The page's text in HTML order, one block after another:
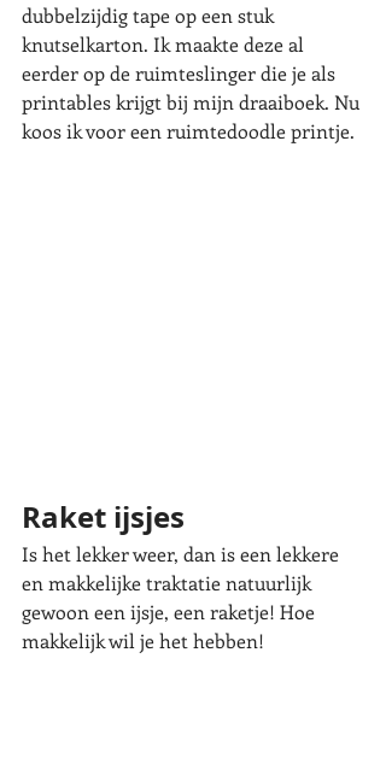
dubbelzijdig tape op een stuk
knutselkarton. Ik maakte deze al
eerder op de ruimteslinger die je als
printables krijgt bij mijn draaiboek. Nu
koos ik voor een ruimtedoodle printje.
Raket ijsjes
Is het lekker weer, dan is een lekkere
en makkelijke traktatie natuurlijk
gewoon een ijsje, een raketje! Hoe
makkelijk wil je het hebben!